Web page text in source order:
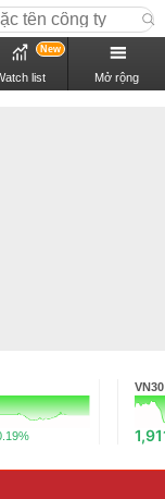
list
New
Mở rộng
VN30